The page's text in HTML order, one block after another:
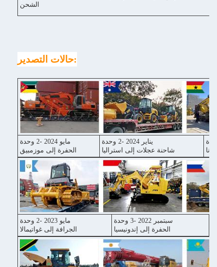
الشحن
حالات التصدير:
مايو 2024 -2 وحدة
الحفرة إلى موزمبيق
يناير 2024 -2 وحدة
شاحنة عجلات إلى استراليا
مايو 2023 -2 وحدة
الجرافة إلى غواتيمالا
سبتمبر 2022 -3 وحدة
الحفرة إلى إندونيسيا